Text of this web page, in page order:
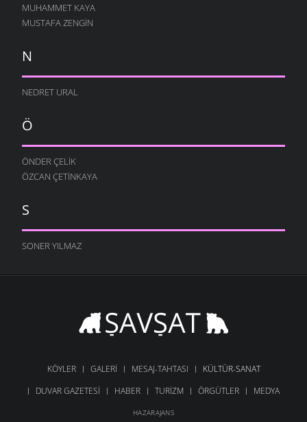
MUHAMMET KAYA
MUSTAFA ZENGIN
N
NEDRET URAL
Ö
ÖNDER ÇELIK
ÖZCAN ÇETINKAYA
S
SONER YILMAZ
KÖYLER GALERI MESAJ-TAHTASI
KÜLTÜR-SANAT
DUVAR GAZETESI
HABER TURIZM ÖRGÜTLER MEDYA
HAZARAJANS